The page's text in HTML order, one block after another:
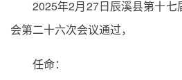
2025年2月27日辰溪县第十七
会第二十六次会议通过，
任命：